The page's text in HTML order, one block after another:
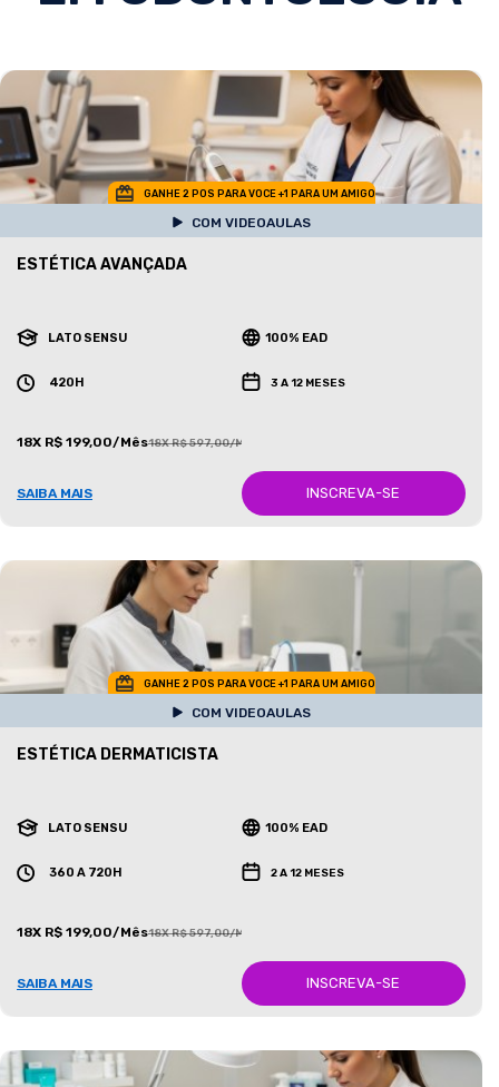
GANHE 2 POS PARA VOCE +1 PARA UM AMIGO
COM VIDEOAULAS
ESTÉTICA AVANÇADA
LATO SENSU 100% EAD
420H 3 A 12 MESES
18X R$ 199,00/Mês18X R$ 597,00/Mês
SAIBA MAIS INSCREVA-SE
GANHE 2 POS PARA VOCE +1 PARA UM AMIGO
COM VIDEOAULAS
ESTÉTICA DERMATICISTA
LATO SENSU 100% EAD
360 A 720H 2 A 12 MESES
18X R$ 199,00/Mês18X R$ 597,00/Mês
SAIBA MAIS INSCREVA-SE